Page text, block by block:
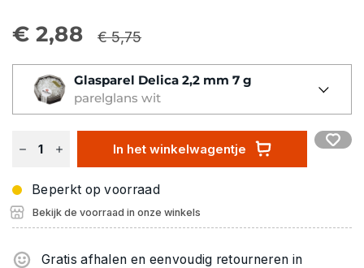
€ 2,88 € 5,75
Glasparel Delica 2,2 mm 7 g
parelglans wit
In het winkelwagentje
Beperkt op voorraad
Bekijk de voorraad in onze winkels
Gratis afhalen en eenvoudig retourneren in